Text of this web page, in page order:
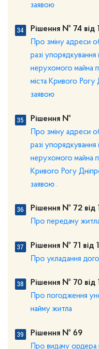
заявою
Рішення № 74 від
Про зміну адреси
разі упорядкування
нерухомого майна
міста Кривого Рогу
заявою
Рішення №
Про зміну адреси
разі упорядкування
нерухомого майна
Кривого Рогу
заявою .
Рішення № 72 від
Про передачу
Рішення № 71 від
Про укладання
Рішення № 70 від
Про погодження
найму житла
Рішення № 69
Про видачу